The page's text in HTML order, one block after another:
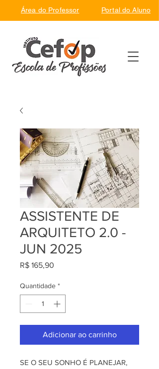
Área do Professor Portal do Aluno
ASSISTENTE DE
ARQUITETO 2.0 -
JUN 2025
R$ 165,90
Quantidade *
Adicionar ao carrinho
SE O SEU SONHO É PLANEJAR,